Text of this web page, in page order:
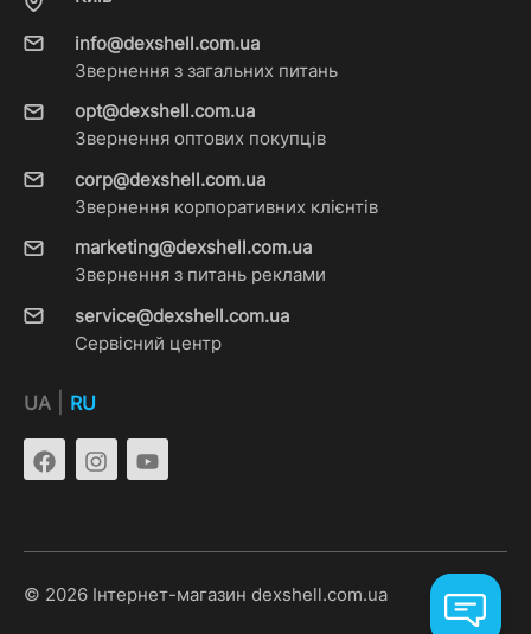
info@dexshell.com.ua
Звернення з загальних питань
opt@dexshell.com.ua
Звернення оптових покупців
corp@dexshell.com.ua
Звернення корпоративних клієнтів
marketing@dexshell.com.ua
Звернення з питань реклами
service@dexshell.com.ua
Сервісний центр
UA RU
© 2026 Інтернет-магазин dexshell.com.ua